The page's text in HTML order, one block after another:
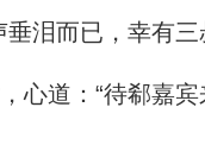
泪而已，幸有三
心道：“待郗嘉宾